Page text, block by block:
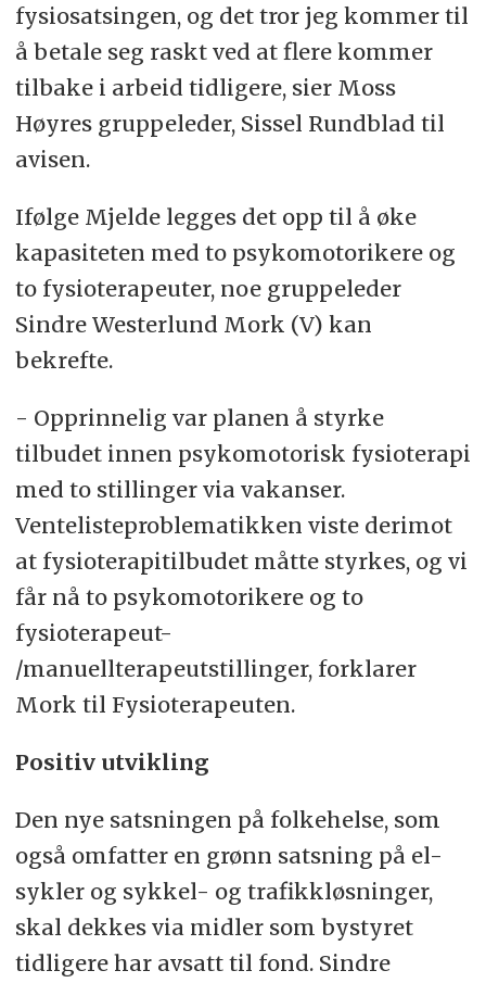
fysiosatsingen, og det tror jeg kommer til
å betale seg raskt ved at flere kommer
tilbake i arbeid tidligere, sier Moss
Høyres gruppeleder, Sissel Rundblad til
avisen.
Ifølge Mjelde legges det opp til å øke
kapasiteten med to psykomotorikere og
to fysioterapeuter, noe gruppeleder
Sindre Westerlund Mork (V) kan
bekrefte.
- Opprinnelig var planen å styrke
tilbudet innen psykomotorisk fysioterapi
med to stillinger via vakanser.
Ventelisteproblematikken viste derimot
at fysioterapitilbudet måtte styrkes, og vi
får nå to psykomotorikere og to
fysioterapeut-
/manuellterapeutstillinger, forklarer
Mork til Fysioterapeuten.
Positiv utvikling
Den nye satsningen på folkehelse, som
også omfatter en grønn satsning på el-
sykler og sykkel- og trafikkløsninger,
skal dekkes via midler som bystyret
tidligere har avsatt til fond. Sindre